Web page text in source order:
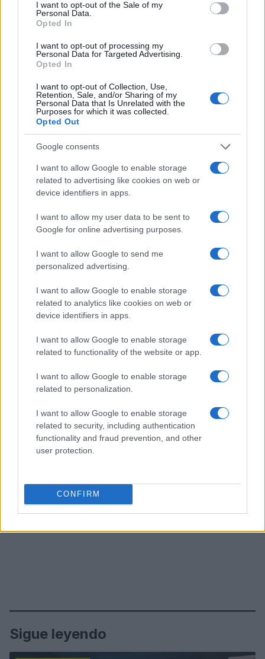
I want to opt-out of the Sale of my
Personal Data.
Opted In
I want to opt-out of processing my
Personal Data for Targeted Advertising.
Opted In
I want to opt-out of Collection, Use,
Retention, Sale, and/or Sharing of my
Personal Data that Is Unrelated with the
Purposes for which it was collected.
Opted Out
Google consents
I want to allow Google to enable storage
related to advertising like cookies on web or
device identifiers in apps.
I want to allow my user data to be sent to
Google for online advertising purposes.
I want to allow Google to send me
personalized advertising.
I want to allow Google to enable storage
related to analytics like cookies on web or
device identifiers in apps.
I want to allow Google to enable storage
related to functionality of the website or app.
I want to allow Google to enable storage
related to personalization.
I want to allow Google to enable storage
related to security, including authentication
functionality and fraud prevention, and other
user protection.
CONFIRM
Reentrenar el modelo cada 2-4 semanas con
datos actualizados para evitar drift.
creativos que contrasten hipótesis extraídas por
SHAP.
transición para conservar comparabilidad
histórica.
El marketing hoy es una ciencia: medir y explicar
cada decisión transforma intuición en estrategia
repetible.En mi experiencia en Google
, combinar
interpretabilidad con rigor experimental es la forma
control sobre el customer journey.
attribution model,
customer journey.
AUTOR
Sigue leyendo